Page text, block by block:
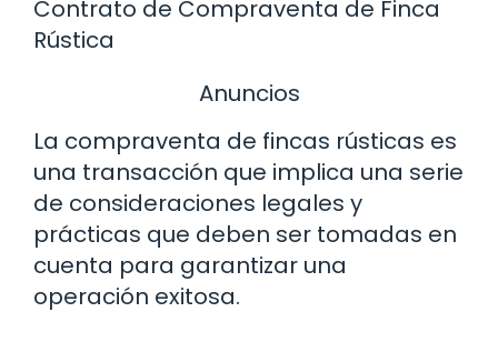
Contrato de Compraventa de Finca
Rústica
Anuncios
La compraventa de fincas rústicas es
una transacción que implica una serie
de consideraciones legales y
prácticas que deben ser tomadas en
cuenta para garantizar una
operación exitosa.